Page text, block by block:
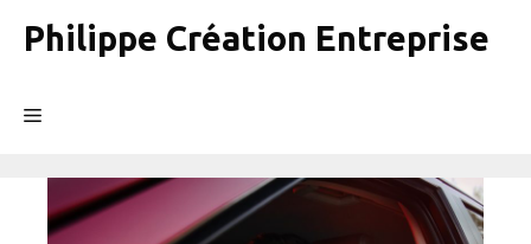
Philippe Création Entreprise
Menu